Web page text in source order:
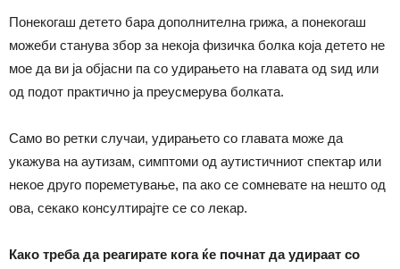
Понекогаш детето бара дополнителна грижа, а понекогаш
можеби станува збор за некоја физичка болка која детето не
мое да ви ја објасни па со удирањето на главата од ѕид или
од подот практично ја преусмерува болката.
Само во ретки случаи, удирањето со главата може да
укажува на аутизам, симптоми од аутистичниот спектар или
некое друго пореметување, па ако се сомневате на нешто од
ова, секако консултирајте се со лекар.
Како треба да реагирате кога ќе почнат да удираат со